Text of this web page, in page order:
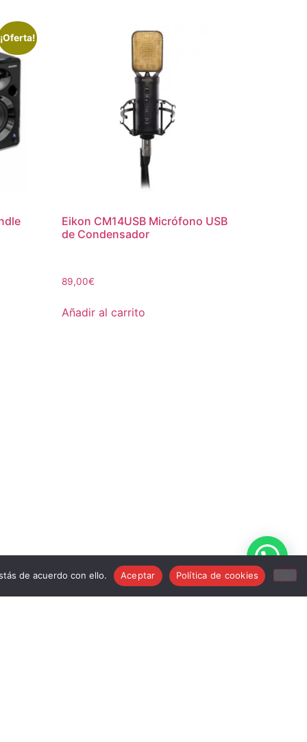
¡Oferta!
Eikon CM14USB Micrófono USB
de Condensador
89,00€
Añadir al carrito
de acuerdo con ello. Aceptar Política de cookies